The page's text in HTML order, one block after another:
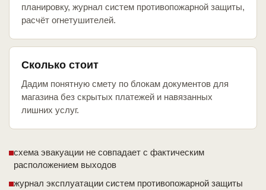
планировку, журнал систем противопожарной защиты,
расчёт огнетушителей.
Сколько стоит
Дадим понятную смету по блокам документов для
магазина без скрытых платежей и навязанных
лишних услуг.
схема эвакуации не совпадает с фактическим
расположением выходов
журнал эксплуатации систем противопожарной защиты